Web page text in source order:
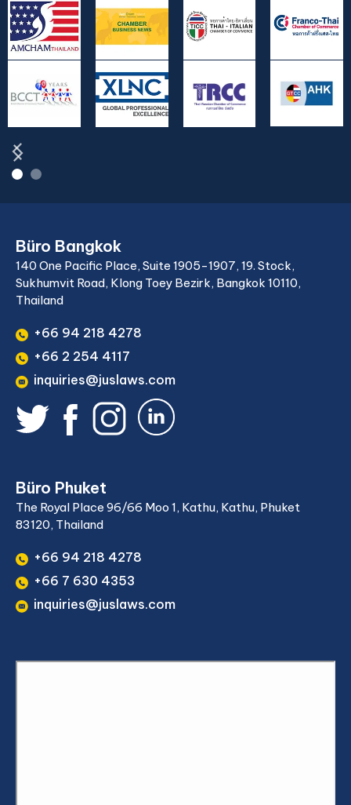
Büro Bangkok
140 One Pacific Place, Suite 1905-1907, 19. Stock,
Sukhumvit Road, Klong Toey Bezirk, Bangkok 10110,
Thailand
+66 94 218 4278
+66 2 254 4117
inquiries@juslaws.com
Büro Phuket
The Royal Place 96/66 Moo 1, Kathu, Kathu, Phuket
83120, Thailand
+66 94 218 4278
+66 7 630 4353
inquiries@juslaws.com